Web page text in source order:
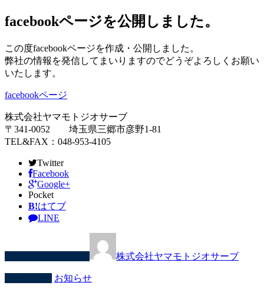
facebookページを公開しました。
この度facebookページを作成・公開しました。
弊社の情報を発信してまいりますのでどうぞよろしくお願い
いたします。
facebookページ
株式会社ヤマモトジオサーブ
〒341-0052 埼玉県三郷市彦野1-81
TEL&FAX：048-953-4105
Twitter
Facebook
Google+
Pocket
B!はてブ
LINE
株式会社ヤマモトジオサーブ
お知らせ